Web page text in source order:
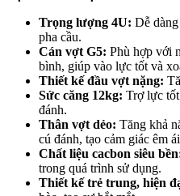
Trọng lượng 4U: Dễ
pha cầu.
Cán vợt G5: Phù hợp với
bình, giúp vào lực tốt và
Thiết kế đầu vợt nặng:
Sức căng 12kg: Trợ lực
đánh.
Thân vợt dẻo: Tăng khả
cú đánh, tạo cảm giác êm
Chất liệu cacbon siêu
trong quá trình sử dụng.
Thiết kế trẻ trung, hiện